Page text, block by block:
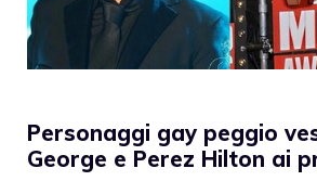
Personaggi gay peggio
George e Perez Hilton ai